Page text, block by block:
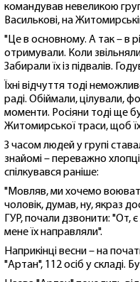
командував невеликою
Василькові, на
"Це в основному. А так – в
отримували. Коли
Забирали їх із підвалів.
Їхні відчуття тоді
раді. Обіймали, цілували,
моменти. Росіяни тоді ще
Житомирської траси, щоб їх
З часом людей у групі
знайомі – переважно
спілкувався раніше:
"Мовляв, ми хочемо
чоловік, думав, ну, якраз
ГУР, почали дзвонити: "От,
мене їх направляли".
Наприкінці весни – на
"Артан", 112 осіб у складі.